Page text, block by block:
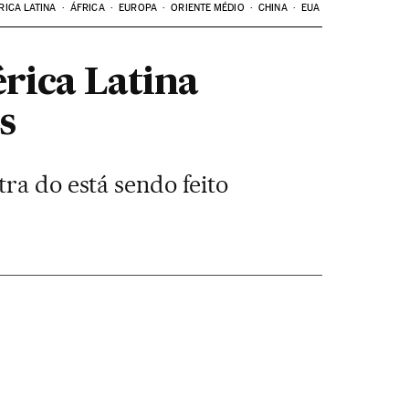
LATINA ÁFRICA EUROPA ORIENTE MÉDIO CHINA EUA
Latina
do está sendo feito